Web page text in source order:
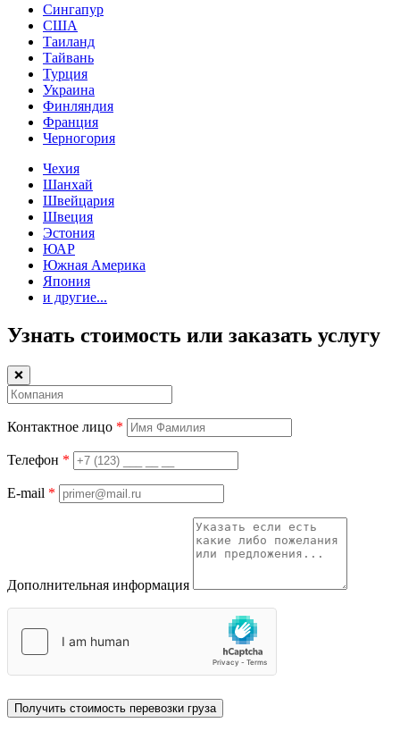
Сингапур
США
Таиланд
Тайвань
Турция
Украина
Финляндия
Франция
Черногория
Чехия
Шанхай
Швейцария
Швеция
Эстония
ЮАР
Южная Америка
Япония
и другие...
Узнать стоимость или заказать услугу
❌
Контактное лицо *
Телефон *
E-mail *
Дополнительная информация
Получить стоимость перевозки груза